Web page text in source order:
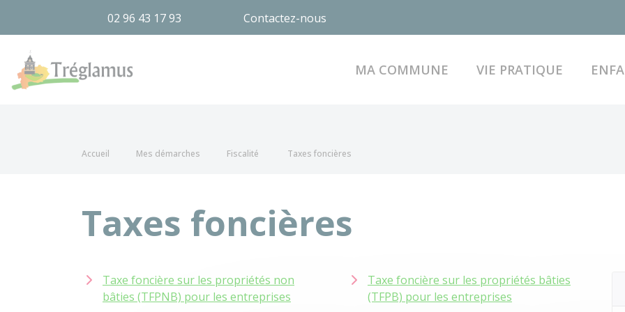
02 96 43 17 93 Contactez-nous
MA COMMUNE VIE PRATIQUE
Accueil Mes démarches Fiscalité Taxes foncières
Taxes foncières
Taxe foncière sur les propriétés non
bâties (TFPNB) pour les entreprises
Taxe foncière sur les propriétés bâties
(TFPB) pour les entreprises